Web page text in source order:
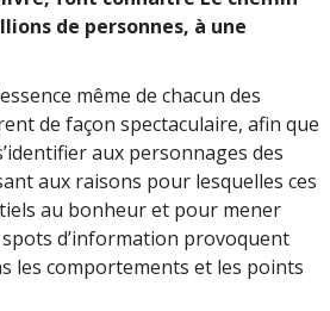
de personnes, à une
même de chacun des
de façon spectaculaire, afin que
aux personnages des
aux raisons pour lesquelles ces
au bonheur et pour mener
d’information provoquent
les comportements et les points